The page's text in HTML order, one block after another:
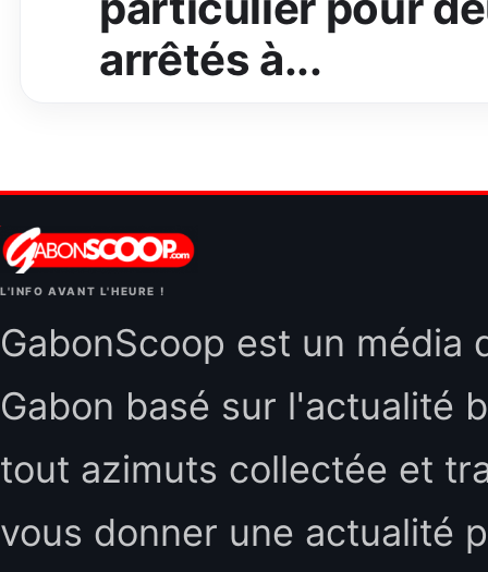
arrêtés à...
L'INFO AVANT L'HEURE !
GabonScoop est un média
Gabon basé sur l'actualité
tout azimuts collectée et
vous donner une actualité